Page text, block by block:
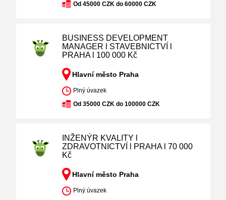
Od 45000 CZK do 60000 CZK
BUSINESS DEVELOPMENT
MANAGER l STAVEBNICTVÍ l
PRAHA l 100 000 Kč
Hlavní město Praha
Plný úvazek
Od 35000 CZK do 100000 CZK
INŽENÝR KVALITY l
ZDRAVOTNICTVÍ l PRAHA l 70 000
Kč
Hlavní město Praha
Plný úvazek